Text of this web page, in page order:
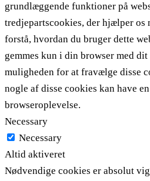
grundlæggende funktioner på
tredjepartscookies, der hjælper os
forstå, hvordan du bruger dette
gemmes kun i din browser med
muligheden for at fravælge disse
nogle af disse cookies kan have
browseroplevelse.
Necessary
Necessary
Altid aktiveret
Nødvendige cookies er absolut